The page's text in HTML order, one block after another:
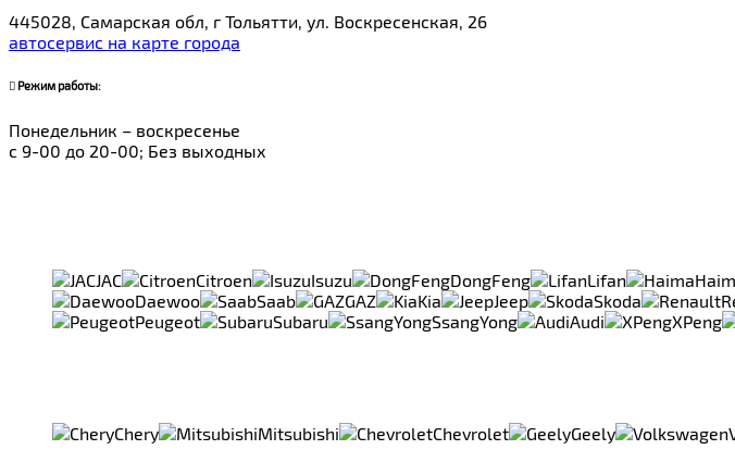
445028, Самарская обл, г Тольятти, ул. Воскресенская, 26
автосервис на карте города
Режим работы:
Понедельник – воскресенье
с 9-00 до 20-00; Без выходных
JAC Citroen Isuzu DongFeng Lifan
Daewoo
Saab GAZ Kia Jeep Skoda
Peugeot
Subaru SsangYong Audi XPeng
Chery Mitsubishi Chevrolet Geely